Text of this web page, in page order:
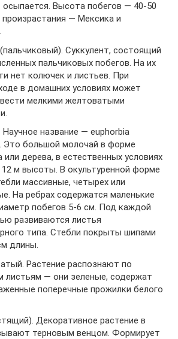
Высота побегов — 40-50
— Мексика и
Суккулент, состоящий
пальчиковых побегов. На их
нет колючек и листьев. При
в домашних условиях может
мелкими желтоватыми
Научное название — euphorbia
Это большой молочай в форме
или дерева, в естественных условиях
м высоты. В окультуренной форме
массивные, четырех или
На ребрах содержатся маленькие
побегов 5-6 см. Под каждой
развиваются листья
типа. Стебли покрыты шипами
длины.
Растение распознают по
листьям — они зеленые, содержат
поперечные прожилки белого
Декоративное растение в
терновым венцом. Формирует